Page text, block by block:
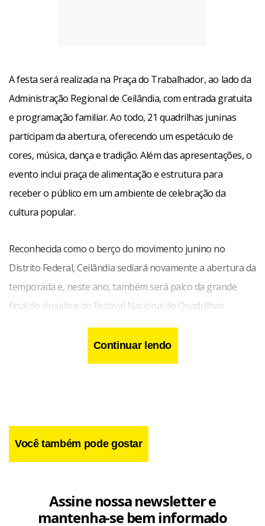
A festa será realizada na Praça do Trabalhador, ao lado da
Administração Regional de Ceilândia, com entrada gratuita
e programação familiar. Ao todo, 21 quadrilhas juninas
participam da abertura, oferecendo um espetáculo de
cores, música, dança e tradição. Além das apresentações, o
evento inclui praça de alimentação e estrutura para
receber o público em um ambiente de celebração da
cultura popular.
Reconhecida como o berço do movimento junino no
Distrito Federal, Ceilândia sediará novamente a abertura da
temporada e, neste ano, também será palco da grande
final do circuito e do Festival Nacional de Quadrilhas
Continuar lendo
Você também pode gostar
Assine nossa newsletter e
mantenha-se bem informado